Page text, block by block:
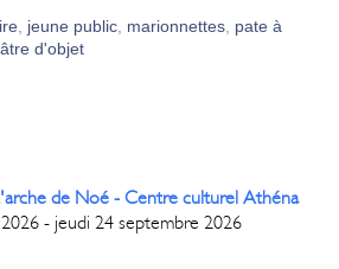
jeune public marionnettes pate à
d'objet
de Noé - Centre culturel Athéna
- jeudi 24 septembre 2026